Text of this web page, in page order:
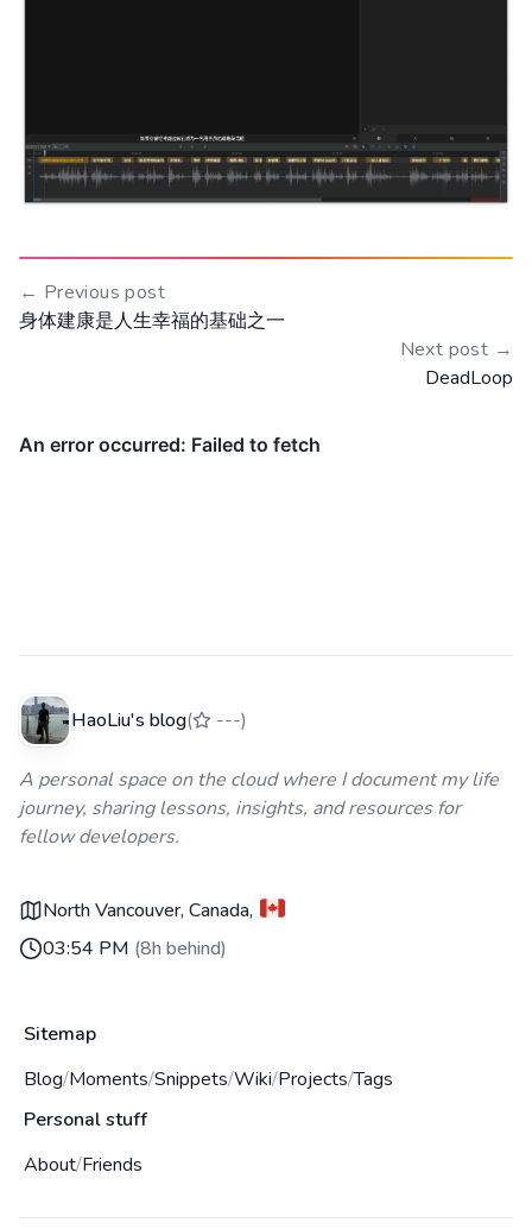
← Previous post
身体建康是人生幸福的基础之一
Next post →
DeadLoop
HaoLiu's blog( ---)
A personal space on the cloud where I document my life
journey, sharing lessons, insights, and resources for
fellow developers.
North Vancouver, Canada,
03:54 PM (8h behind)
Sitemap
Blog/Moments/Snippets/Wiki/Projects/Tags
Personal stuff
About/Friends